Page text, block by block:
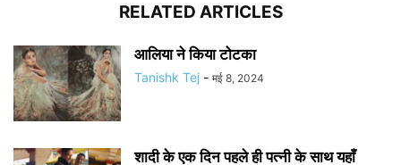
RELATED ARTICLES
आलिया ने किया टोटका
Tanishk Tej - मई 8, 2024
शादी के एक दिन पहले ही पत्नी के साथ यहाँ